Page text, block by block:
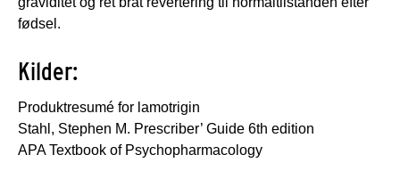
fødsel.
Kilder:
Produktresumé for lamotrigin
Stahl, Stephen M. Prescriber’ Guide 6th edition
APA Textbook of Psychopharmacology